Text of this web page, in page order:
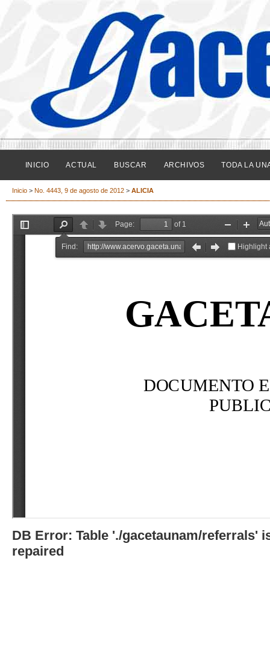
INICIO ACTUAL BUSCAR ARCHIVOS TODA LA
Inicio > No. 4443, 9 de agosto de 2012 > ALICIA
DB Error: Table './gacetaunam/referrals'
repaired